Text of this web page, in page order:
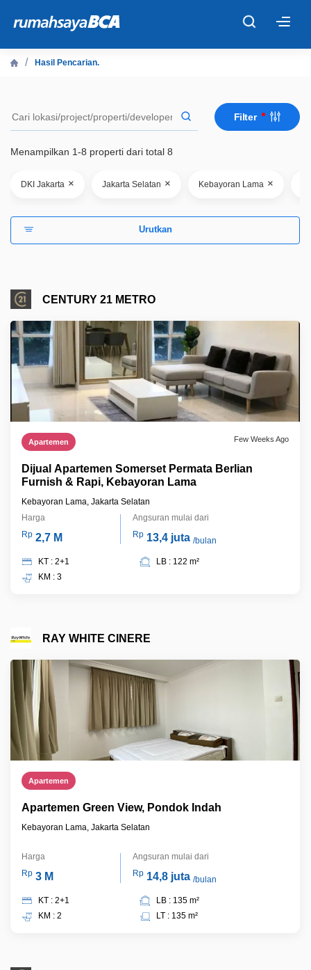
Cari Tahu
Fitur Unggulan
Hasil Pencarian.
Filter
Menampilkan 1-8 properti dari total 8
DKI Jakarta × Jakarta Selatan × Kebayoran Lama ×
Urutkan
CENTURY 21 METRO
Apartemen Few Weeks Ago
Dijual Apartemen Somerset Permata Berlian
Furnish & Rapi, Kebayoran Lama
Kebayoran Lama, Jakarta Selatan
Harga
Rp 2,7 M
Angsuran mulai dari
Rp 13,4 juta /bulan
KT : 2+1
KM : 3
LB : 122 m²
RAY WHITE CINERE
Apartemen
Apartemen Green View, Pondok Indah
Kebayoran Lama, Jakarta Selatan
Harga
Rp 3 M
Angsuran mulai dari
Rp 14,8 juta /bulan
KT : 2+1
KM : 2
LB : 135 m²
LT : 135 m²